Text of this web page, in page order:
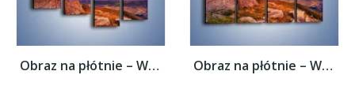
Obraz na płótnie – Widok ze szczytu –... Obraz na płótnie – Widok ze szczytu –...